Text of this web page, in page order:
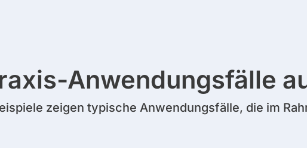
Anwendungsfälle
zeigen typische Anwendungsfälle, die im